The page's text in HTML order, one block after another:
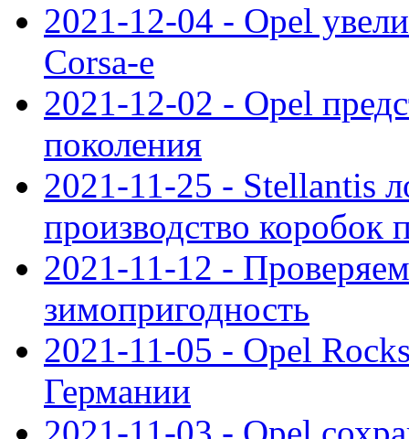
2021-12-04 - Opel
Corsa-e
2021-12-02 - Opel
поколения
2021-11-25 - Stellantis
производство коробок
2021-11-12 -
зимопригодность
2021-11-05 - Opel
Германии